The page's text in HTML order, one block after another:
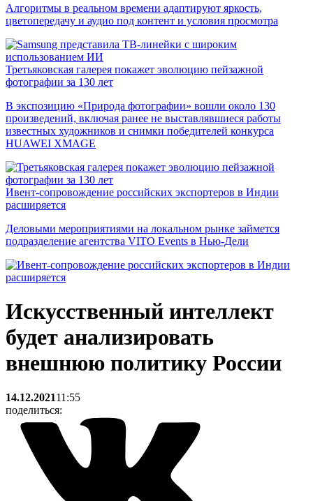
Алгоритмы в реальном времени адаптируют яркость,
цветопередачу и аудио под контент и условия просмотра
Третьяковская галерея покажет эволюцию пейзажной
фотографии за 130 лет
В экспозицию «Природа фотографии» вошли около 130
произведений, включая ранее не выставлявшиеся работы
известных художников и снимки победителей конкурса
HUAWEI XMAGE
Ивент-сопровождение российских экспортеров в Индии
расширяется
Деловыми мероприятиями на локальном рынке займется
подразделение агентства VITO Events в Нью-Дели
Искусственный интеллект
будет анализировать
внешнюю политику России
14.12.202111:55
поделиться: